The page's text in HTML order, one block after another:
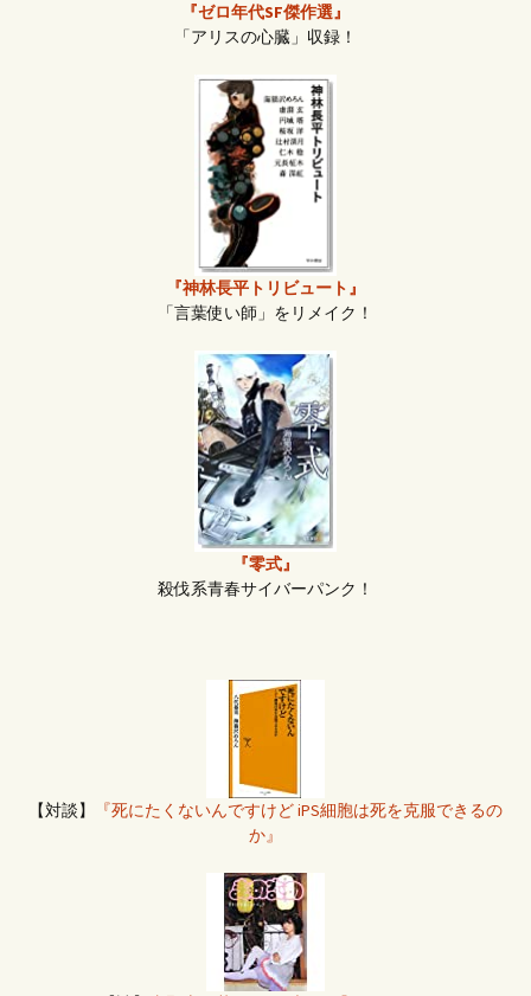
『ゼロ年代SF傑作選』
「アリスの心臓」収録！
『神林長平トリビュート』
「言葉使い師」をリメイク！
『零式』
殺伐系青春サイバーパンク！
【対談】
『死にたくないんですけど iPS細胞は死を克服できるの
か』